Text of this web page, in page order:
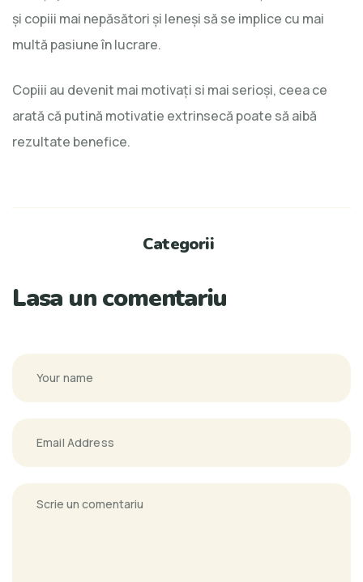
și copiii mai nepăsători și leneși să se implice cu mai
multă pasiune în lucrare.
Copiii au devenit mai motivaţi si mai serioşi, ceea ce
arată că putină motivatie extrinsecă poate să aibă
rezultate benefice.
Categorii
Lasa un comentariu